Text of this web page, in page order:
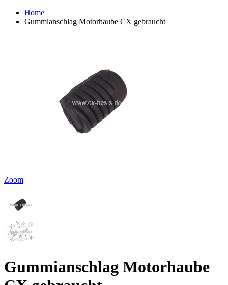
Home
Gummianschlag Motorhaube CX gebraucht
Zoom
Gummianschlag Motorhaube